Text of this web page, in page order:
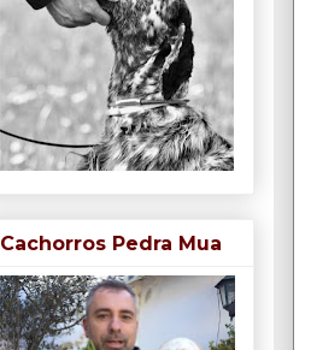
Cachorros Pedra Mua